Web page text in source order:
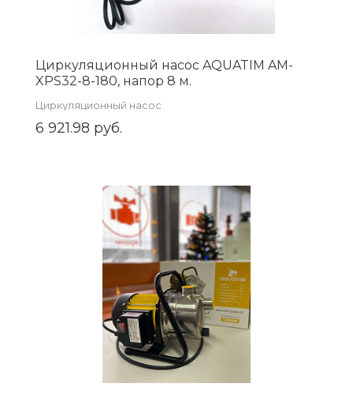
Циркуляционный насос AQUATIM AM-
XPS32-8-180, напор 8 м.
Циркуляционный насос
6 921.98 руб.